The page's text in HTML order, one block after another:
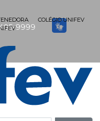
9999
COLÉGIO UNIFEV